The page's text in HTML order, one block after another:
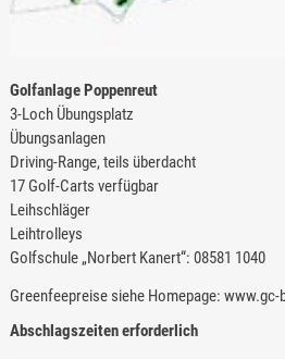
Golfanlage Poppenreut
3-Loch Übungsplatz
Übungsanlagen
Driving-Range, teils überdacht
17 Golf-Carts verfügbar
Leihschläger
Leihtrolleys
Golfschule „Norbert Kanert“: 08581 1040
Greenfeepreise siehe Homepage: www.gc-
Abschlagszeiten erforderlich